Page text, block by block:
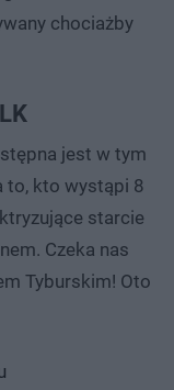
chociażby
jest w tym
to, kto wystąpi 8
starcie
Czeka nas
Tyburskim! Oto